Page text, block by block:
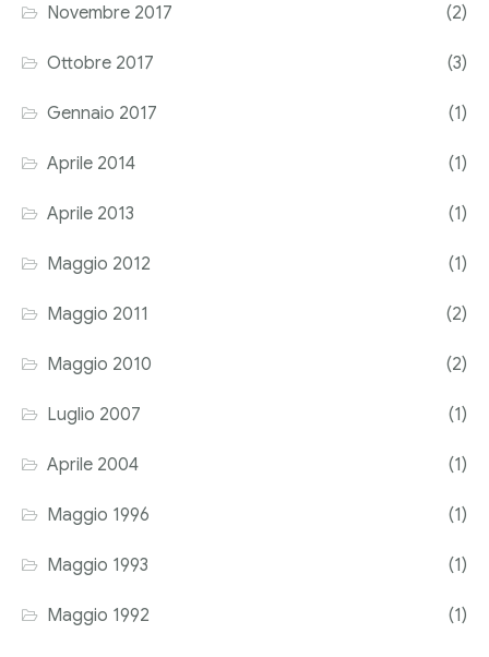
Novembre 2017 (2)
Ottobre 2017 (3)
Gennaio 2017 (1)
Aprile 2014 (1)
Aprile 2013 (1)
Maggio 2012 (1)
Maggio 2011 (2)
Maggio 2010 (2)
Luglio 2007 (1)
Aprile 2004 (1)
Maggio 1996 (1)
Maggio 1993 (1)
Maggio 1992 (1)